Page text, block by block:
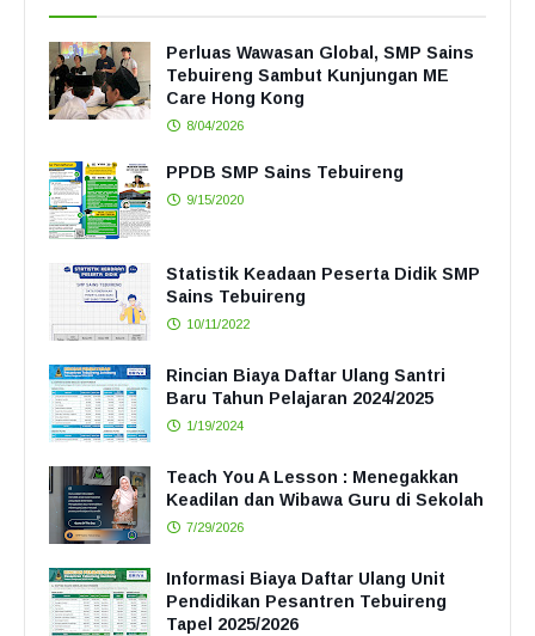
Perluas Wawasan Global, SMP Sains
Tebuireng Sambut Kunjungan ME
Care Hong Kong
8/04/2026
PPDB SMP Sains Tebuireng
9/15/2020
Statistik Keadaan Peserta Didik SMP
Sains Tebuireng
10/11/2022
Rincian Biaya Daftar Ulang Santri
Baru Tahun Pelajaran 2024/2025
1/19/2024
Teach You A Lesson : Menegakkan
Keadilan dan Wibawa Guru di Sekolah
7/29/2026
Informasi Biaya Daftar Ulang Unit
Pendidikan Pesantren Tebuireng
Tapel 2025/2026